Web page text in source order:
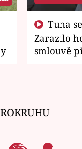
Zarazilo
smlouvě